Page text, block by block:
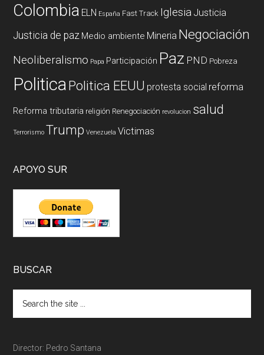
Colombia ELN España Fast Track Iglesia Justicia
Justicia de paz Medio ambiente Mineria Negociación
Neoliberalismo Papa Participación Paz PND Pobreza
PoliticaPolitica EEUU protesta social reforma
Reforma tributaria religión Renegociación revolucion salud
Terrorismo Trump Venezuela Victimas
APOYO SUR
BUSCAR
Director: Pedro Santana